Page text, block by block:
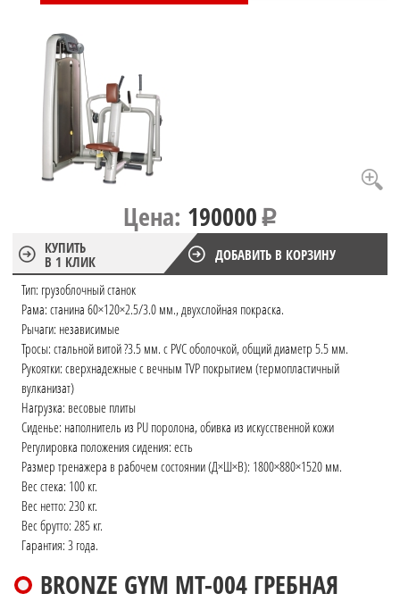
Цена: 190000
КУПИТЬ
В 1 КЛИК
ДОБАВИТЬ В КОРЗИНУ
Тип: грузоблочный станок
Рама: станина 60×120×2.5/3.0 мм., двухслойная покраска.
Рычаги: независимые
Тросы: стальной витой ?3.5 мм. с PVC оболочкой, общий диаметр 5.5 мм.
Рукоятки: сверхнадежные с вечным TVP покрытием (термопластичный
вулканизат)
Нагрузка: весовые плиты
Сиденье: наполнитель из PU поролона, обивка из искусственной кожи
Регулировка положения сидения: есть
Размер тренажера в рабочем состоянии (Д×Ш×В): 1800×880×1520 мм.
Вес стека: 100 кг.
Вес нетто: 230 кг.
Вес брутто: 285 кг.
Гарантия: 3 года.
BRONZE GYM MT-004 ГРЕБНАЯ